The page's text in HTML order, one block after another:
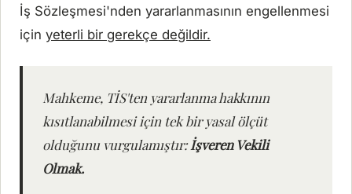
İş Sözleşmesi'nden yararlanmasının engellenmesi
için yeterli bir gerekçe değildir.
Mahkeme, TİS'ten yararlanma hakkının
kısıtlanabilmesi için tek bir yasal ölçüt
olduğunu vurgulamıştır:İşveren Vekili
Olmak.